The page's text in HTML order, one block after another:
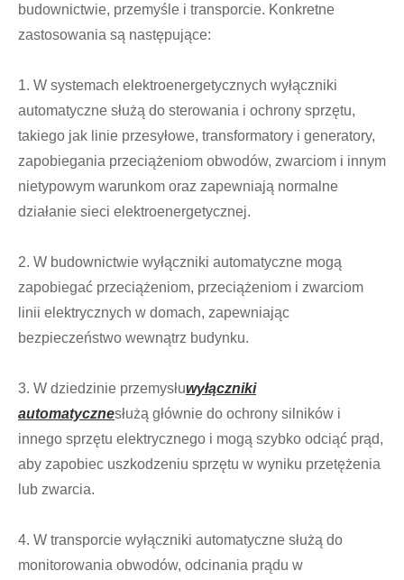
budownictwie, przemyśle i transporcie. Konkretne
zastosowania są następujące:
1. W systemach elektroenergetycznych wyłączniki
automatyczne służą do sterowania i ochrony sprzętu,
takiego jak linie przesyłowe, transformatory i generatory,
zapobiegania przeciążeniom obwodów, zwarciom i innym
nietypowym warunkom oraz zapewniają normalne
działanie sieci elektroenergetycznej.
2. W budownictwie wyłączniki automatyczne mogą
zapobiegać przeciążeniom, przeciążeniom i zwarciom
linii elektrycznych w domach, zapewniając
bezpieczeństwo wewnątrz budynku.
3. W dziedzinie przemysłuwyłączniki
automatycznesłużą głównie do ochrony silników i
innego sprzętu elektrycznego i mogą szybko odciąć prąd,
aby zapobiec uszkodzeniu sprzętu w wyniku przetężenia
lub zwarcia.
4. W transporcie wyłączniki automatyczne służą do
monitorowania obwodów, odcinania prądu w